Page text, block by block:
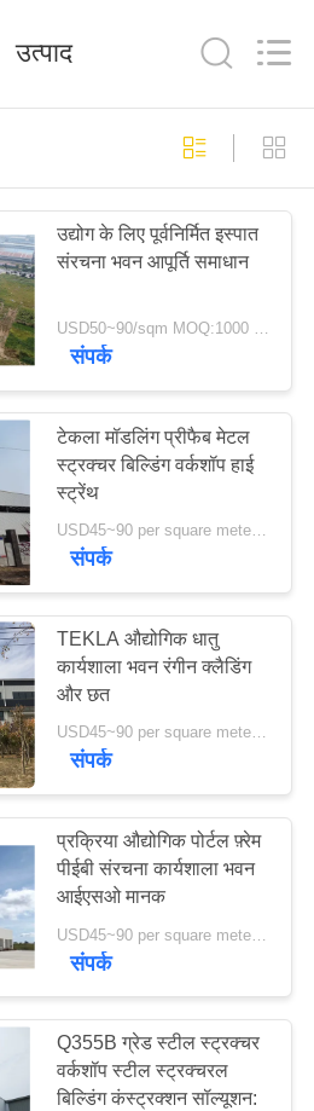
निर्माण
151
कार्यशाला
174
गोदाम
उत्पाद
उद्योग के लिए पूर्वनिर्मित इस्पात
संरचना भवन आपूर्ति समाधान
USD50~90/sqm MOQ:1000 वर्गमीटर
संपर्क
टेकला मॉडलिंग प्रीफैब मेटल
स्ट्रक्चर बिल्डिंग वर्कशॉप हाई
स्ट्रेंथ
USD45~90 per square meter MOQ:1000 वर्ग मीटर
संपर्क
TEKLA औद्योगिक धातु
कार्यशाला भवन रंगीन क्लैडिंग
और छत
USD45~90 per square meter MOQ:1000 वर्ग मीटर
संपर्क
प्रक्रिया औद्योगिक पोर्टल फ़्रेम
पीईबी संरचना कार्यशाला भवन
आईएसओ मानक
संपर्क
Q355B ग्रेड स्टील स्ट्रक्चर
वर्कशॉप स्टील स्ट्रक्चरल
बिल्डिंग कंस्ट्रक्शन सॉल्यूशन: